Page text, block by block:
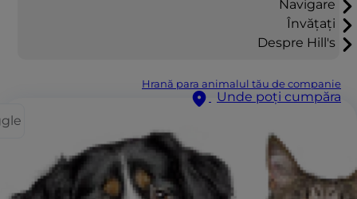
Navigare
Învățați
Despre Hill's
Hrană para animalul tău de companie
Unde poți cumpăra